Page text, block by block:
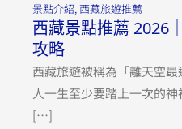
景點介紹, 西藏旅遊推薦
西藏景點推薦 2026
攻略
西藏旅遊被稱為「離天空
人一生至少要踏上一次的
[…]